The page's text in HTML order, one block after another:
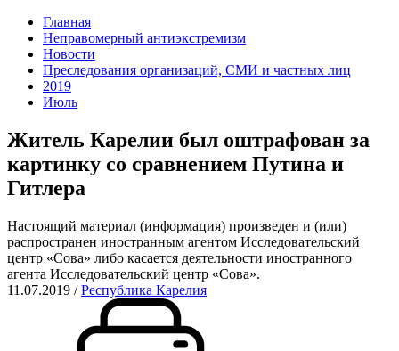
Главная
Неправомерный антиэкстремизм
Новости
Преследования организаций, СМИ и частных лиц
2019
Июль
Житель Карелии был оштрафован за
картинку со сравнением Путина и
Гитлера
Настоящий материал (информация) произведен и (или)
распространен иностранным агентом Исследовательский
центр «Сова» либо касается деятельности иностранного
агента Исследовательский центр «Сова».
11.07.2019 /Республика Карелия